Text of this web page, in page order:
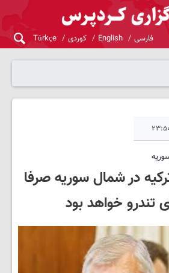
فارسی English کوردی Türkçe
در شمال سوریه صرفا
تندرو خواهد بود